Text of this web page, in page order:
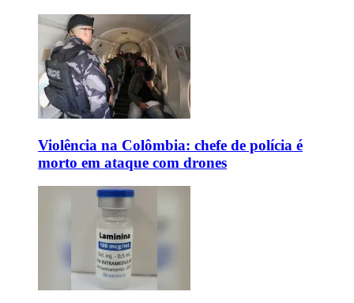
Violência na Colômbia: chefe de polícia é
morto em ataque com drones